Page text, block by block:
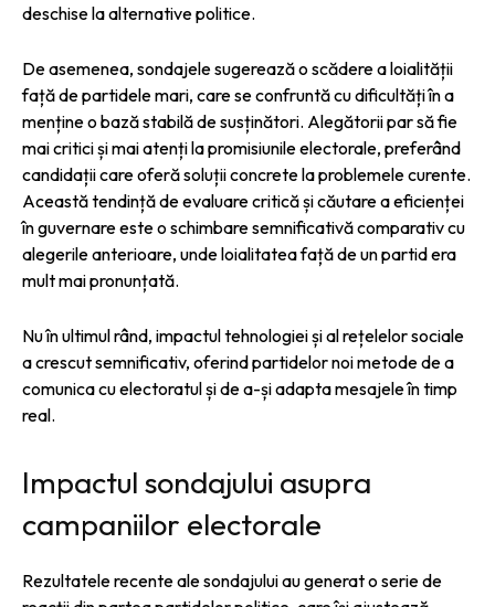
deschise la alternative politice.
De asemenea, sondajele sugerează o scădere a loialității
față de partidele mari, care se confruntă cu dificultăți în a
menține o bază stabilă de susținători. Alegătorii par să fie
mai critici și mai atenți la promisiunile electorale, preferând
candidații care oferă soluții concrete la problemele curente.
Această tendință de evaluare critică și căutare a eficienței
în guvernare este o schimbare semnificativă comparativ cu
alegerile anterioare, unde loialitatea față de un partid era
mult mai pronunțată.
Nu în ultimul rând, impactul tehnologiei și al rețelelor sociale
a crescut semnificativ, oferind partidelor noi metode de a
comunica cu electoratul și de a-și adapta mesajele în timp
real.
Impactul sondajului asupra
campaniilor electorale
Rezultatele recente ale sondajului au generat o serie de